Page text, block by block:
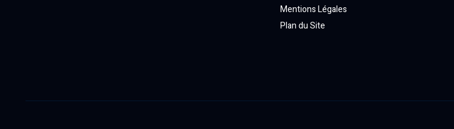
Mentions Légales
Plan du Site